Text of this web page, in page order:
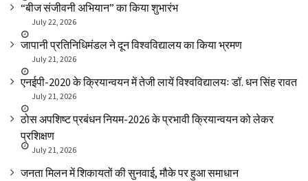
“बीज संजीवनी अभियान” का किया शुभारंभ
July 22, 2026
जापानी प्रतिनिधिमंडल ने दून विश्वविद्यालय का किया भ्रमण
July 21, 2026
एनईपी-2020 के क्रियान्वयन में तेजी लायें विश्वविद्यालयः डॉ. धन सिंह रावत
July 21, 2026
ठोस अपशिष्ट प्रबंधन नियम-2026 के प्रभावी क्रियान्वयन को लेकर
प्रशिक्षण
July 21, 2026
जनता मिलन में शिकायतों की सुनवाई, मौके पर हुआ समाधान